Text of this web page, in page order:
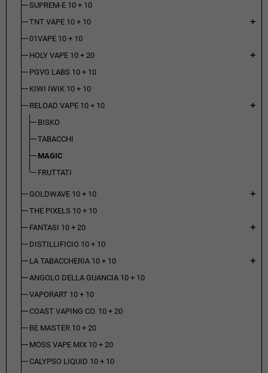
SUPREM-E 10 + 10
TNT VAPE 10 + 10
add
01VAPE 10 + 10
HOLY VAPE 10 + 20
add
PGVG LABS 10 + 10
KIWI IWIK 10 + 10
RELOAD VAPE 10 + 10
add
BISKO
TABACCHI
MAGIC
FRUTTATI
GOLDWAVE 10 + 10 add
THE PIXELS 10 + 10
FANTASI 10 + 20
add
DISTILLIFICIO 10 + 10
LA TABACCHERIA 10 + 10
add
ANGOLO DELLA GUANCIA 10 + 10
VAPORART 10 + 10
COAST VAPING CO. 10 + 20
BE MASTER 10 + 20
MOSS VAPE MIX 10 + 20
CALYPSO LIQUID 10 + 10